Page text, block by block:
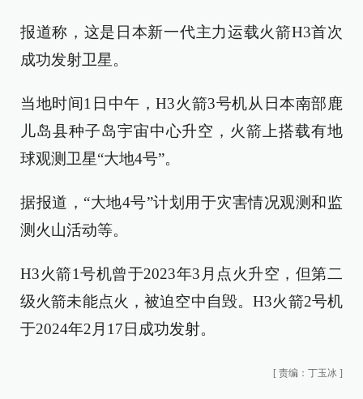
报道称，这是日本新一代主力运载火箭H3首次
成功发射卫星。
当地时间1日中午，H3火箭3号机从日本南部鹿
儿岛县种子岛宇宙中心升空，火箭上搭载有地
球观测卫星“大地4号”。
据报道，“大地4号”计划用于灾害情况观测和监
测火山活动等。
H3火箭1号机曾于2023年3月点火升空，但第二
级火箭未能点火，被迫空中自毁。H3火箭2号机
于2024年2月17日成功发射。
[ 责编：丁玉冰 ]